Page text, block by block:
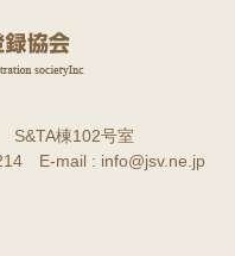
棟102号室
E-mail : info@jsv.ne.jp